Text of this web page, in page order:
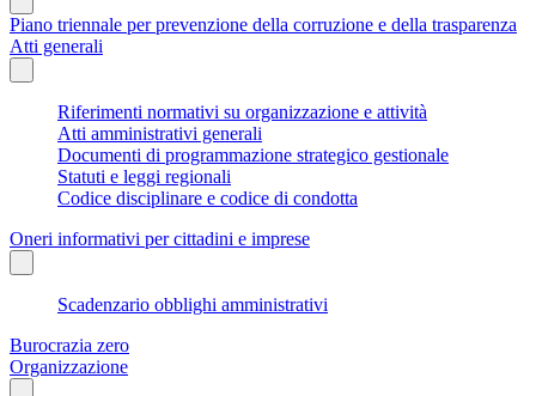
Piano triennale per prevenzione della corruzione e della trasparenza
Atti generali
Riferimenti normativi su organizzazione e attività
Atti amministrativi generali
Documenti di programmazione strategico gestionale
Statuti e leggi regionali
Codice disciplinare e codice di condotta
Oneri informativi per cittadini e imprese
Scadenzario obblighi amministrativi
Burocrazia zero
Organizzazione